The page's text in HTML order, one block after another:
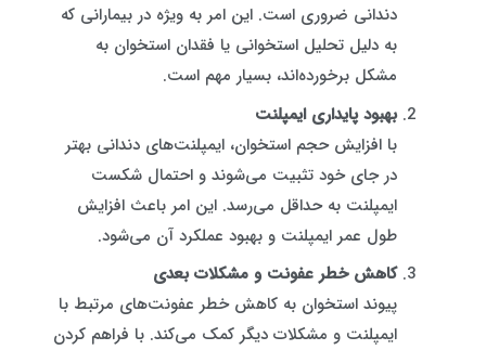
دندانی ضروری است. این امر به ویژه در بیمارانی که
به دلیل تحلیل استخوانی یا فقدان استخوان به
مشکل برخورده‌اند، بسیار مهم است.
بهبود پایداری ایمپلنت
با افزایش حجم استخوان، ایمپلنت‌های دندانی بهتر
در جای خود تثبیت می‌شوند و احتمال شکست
ایمپلنت به حداقل می‌رسد. این امر باعث افزایش
طول عمر ایمپلنت و بهبود عملکرد آن می‌شود.
کاهش خطر عفونت و مشکلات بعدی
پیوند استخوان به کاهش خطر عفونت‌های مرتبط با
ایمپلنت و مشکلات دیگر کمک می‌کند. با فراهم کردن